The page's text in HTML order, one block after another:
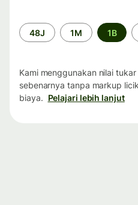
Periode
waktu
48J 1M 1B
Kami menggunakan nilai
sebenarnya tanpa markup
biaya. Pelajari lebih lanjut